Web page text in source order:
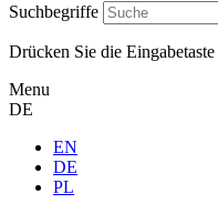
Suchbegriffe
Drücken Sie die
Menu
DE
EN
DE
PL